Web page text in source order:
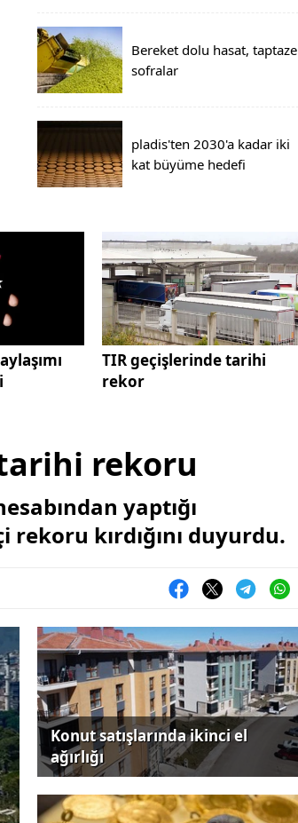
Bereket dolu hasat, taptaze
sofralar
pladis'ten 2030'a kadar iki
kat büyüme hedefi
TIR geçişlerinde tarihi
rekor
rekoru
yaptığı
rekoru kırdığını duyurdu.
Konut satışlarında ikinci el
ağırlığı